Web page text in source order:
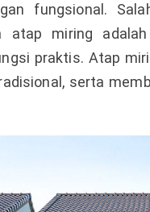
fungsional.
atap miring
praktis. Atap
serta